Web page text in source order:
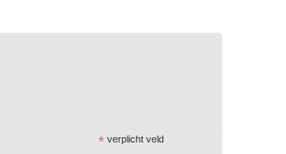
*verplicht veld